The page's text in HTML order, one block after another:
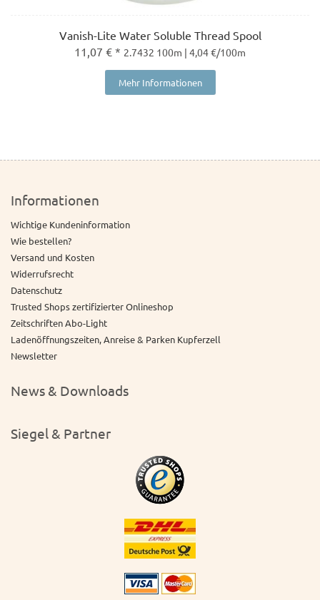
Vanish-Lite Water Soluble Thread Spool
11,07 € * 2.7432 100m | 4,04 €/100m
Mehr Informationen
Informationen
Wichtige Kundeninformation
Wie bestellen?
Versand und Kosten
Widerrufsrecht
Datenschutz
Trusted Shops zertifizierter Onlineshop
Zeitschriften Abo-Light
Ladenöffnungszeiten, Anreise & Parken Kupferzell
Newsletter
News & Downloads
Siegel & Partner